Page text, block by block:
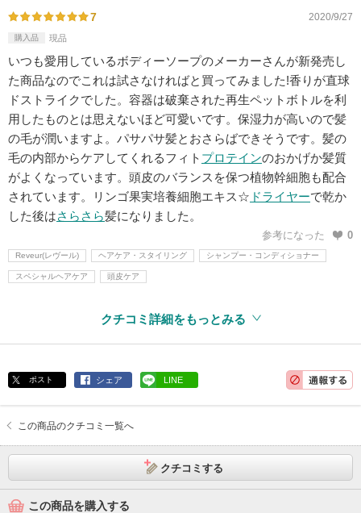
7 2020/9/27
購入品 現品
いつも愛用しているボディーソープのメーカーさんが新発売し
た商品なのでこれは試さなければと買ってみました!香りが直球
ドストライクでした。容器は破棄された再生ペットボトルを利
用したものとは思えないほど可愛いです。保湿力が高いので髪
の毛が潤いますよ。パサパサ髪とおさらばできそうです。髪の
毛の内部からケアしてくれるフィト プロテインのおかげか髪質
がよくなっています。頭皮のバランスを保つ植物幹細胞も配合
されています。リンゴ果実培養細胞エキス☆ ドライヤーで乾か
した後はさらさら髪になりました。
参考になった 0
Reveur(レヴール) ヘアケア・スタイリング シャンプー・コンディショナー
スペシャルヘアケア 頭皮ケア
クチコミ詳細をもっとみる
ポスト シェア LINE
この商品のクチコミ一覧へ
クチコミする
この商品を購入する